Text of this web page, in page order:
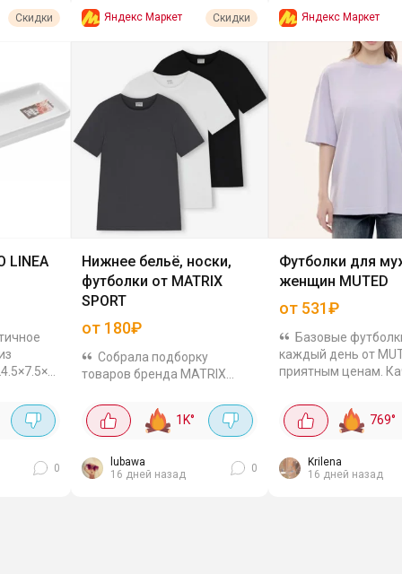
Скидки
LINEA
и
0
Яндекс Маркет Скидки
Нижнее бельё, носки,
футболки от MATRIX
SPORT
от 180₽
Собрала подборку
товаров бренда MATRIX
Отзывы на товары
положительные, материалы
качественные. Носки: Men's
Sneaker socks 10-pack за
314₽. Набор из 10 шт, цена...
1K°
lubawa
16 дней назад
0
Яндекс Маркет
Футболки для
женщин MUTED
от 531₽
Базовые
каждый день от
приятным ценам.
приятные к телу,
разных размеров и
расцветок. Для
OVERSIZE BASE за
769°
Krilena
16 дней назад